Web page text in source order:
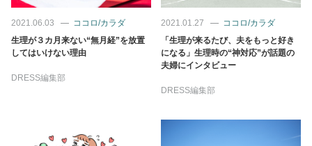
カルチャー/エンタメ
性と愛
2021.06.03
ココロ/カラダ
生理が３カ月来ない“無月経”を放置
してはいけない理由
DRESS編集部
2021.01.27
ココロ/カラダ
「生理が来るたび、夫をもっと好き
になる」生理時の“神対応”が話題の
夫婦にインタビュー
DRESS編集部